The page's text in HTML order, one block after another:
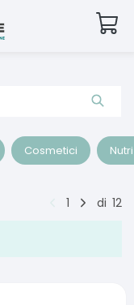
Cosmetici
1 di 12